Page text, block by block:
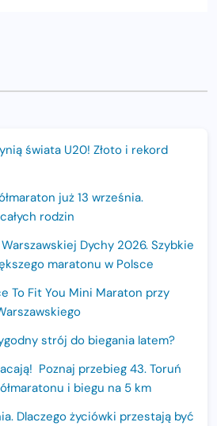
świata U20! Złoto i rekord
już 13 września.
rodzin
Dychy 2026. Szybkie
maratonu w Polsce
To Fit You Mini Maraton przy
strój do biegania latem?
Poznaj przebieg 43. Toruń
i biegu na 5 km
Dlaczego życiówki przestają być